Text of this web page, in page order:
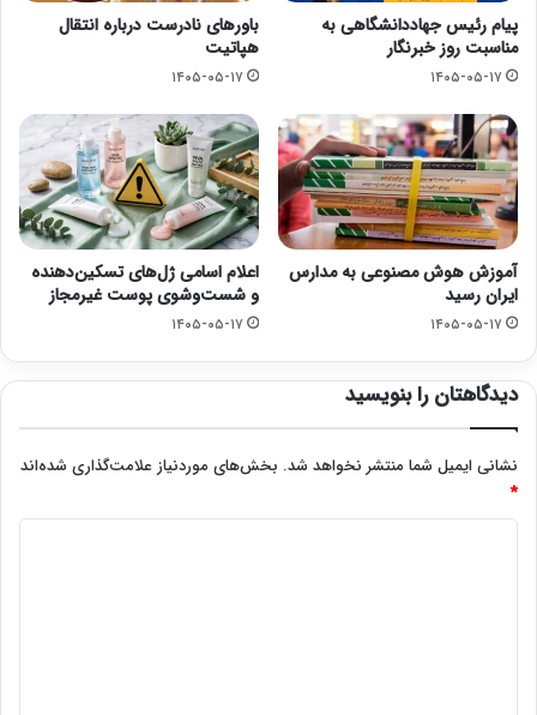
پیام رئیس جهاددانشگاهی به
مناسبت روز خبرنگار
۱۴۰۵-۰۵-۱۷
باورهای نادرست درباره انتقال
هپاتیت
۱۴۰۵-۰۵-۱۷
آموزش هوش مصنوعی به مدارس
ایران رسید
۱۴۰۵-۰۵-۱۷
اعلام اسامی ژل‌های تسکین‌دهنده
و شست‌وشوی پوست غیرمجاز
۱۴۰۵-۰۵-۱۷
دیدگاهتان را بنویسید
نشانی ایمیل شما منتشر نخواهد شد. بخش‌های موردنیاز علامت‌گذاری شده‌اند
*